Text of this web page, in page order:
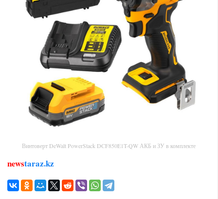
Винтоверт DeWalt PowerStack DCF850E1T-QW АКБ и ЗУ в комплекте
newstaraz.kz